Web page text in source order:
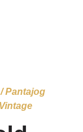
Pantajog